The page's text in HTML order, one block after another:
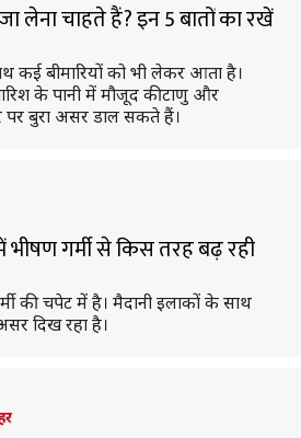
लेना चाहते हैं? इन 5 बातों का रखें
कई बीमारियों को भी लेकर आता है।
के पानी में मौजूद कीटाणु और
पर बुरा असर डाल सकते हैं।
भीषण गर्मी से किस तरह बढ़ रही
की चपेट में है। मैदानी इलाकों के साथ
दिख रहा है।